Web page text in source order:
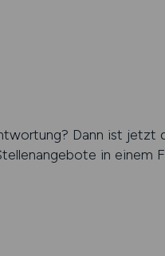
Dann ist jetzt
in einem